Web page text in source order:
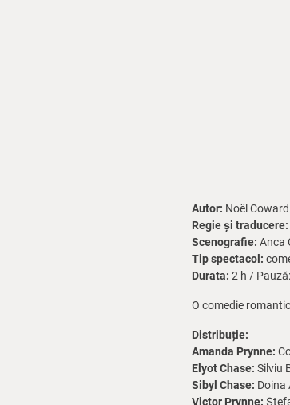
Autor: Noël Coward
Regie și traducere:
Scenografie: Anca
Tip spectacol:
Durata: 2 h /
O comedie
Distribuție:
Amanda Prynne:
Elyot Chase: Silviu
Sibyl Chase: Doina
Victor Prynne: